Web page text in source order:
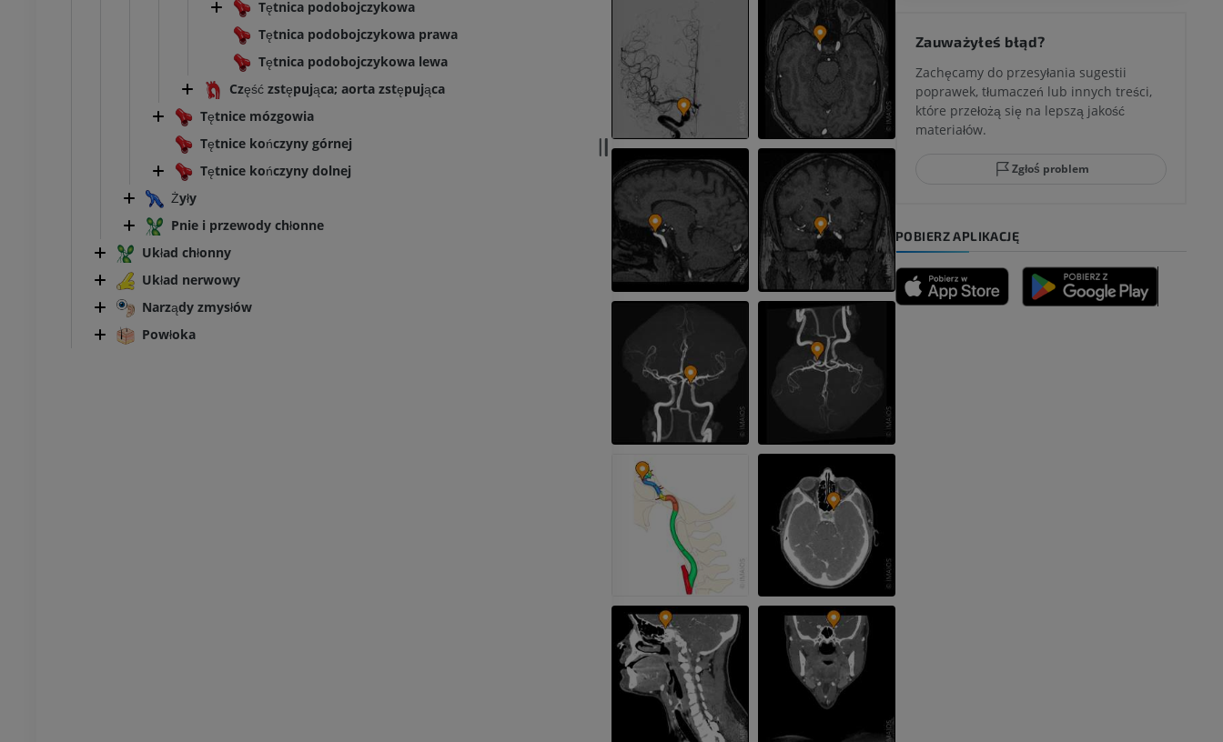
Tętnica podobojczykowa
Tętnica podobojczykowa prawa
Tętnica podobojczykowa lewa
Część zstępująca; aorta zstępująca
Tętnice mózgowia
Tętnice kończyny górnej
Tętnice kończyny dolnej
Żyły
Pnie i przewody chłonne
Układ chłonny
Układ nerwowy
Narządy zmysłów
Powłoka
skokowego i stopy
PREMIUM
Artrografia TK kolana
Artrogram TK
PREMIUM
RM kostki i kości stępu
RM
RM przodostopia
RM
PREMIUM
Obraz CTA kończyny dolnej
TK
Tętnice i kości nogi
ZA DARMO
Arteriografia kończyny
Angiografia
ZA DARMO
Zauważyłeś błąd?
Zachęcamy do przesyłania sugestii
poprawek, tłumaczeń lub innych treści,
które przełożą się na lepszą jakość
materiałów.
Zgłoś problem
POBIERZ APLIKACJĘ